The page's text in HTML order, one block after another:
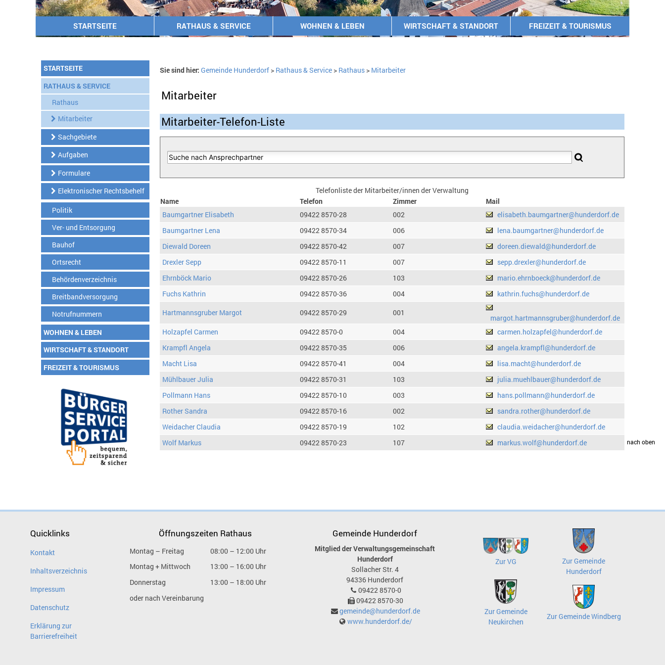
STARTSEITE RATHAUS & SERVICE WOHNEN & LEBEN WIRTSCHAFT & STANDORT FREIZEIT & TOURISMUS
STARTSEITE
RATHAUS & SERVICE
Rathaus
Mitarbeiter
Sachgebiete
Aufgaben
Formulare
Elektronischer Rechtsbehelf
Politik
Ver- und Entsorgung
Bauhof
Ortsrecht
Behördenverzeichnis
Breitbandversorgung
Notrufnummern
WOHNEN & LEBEN
WIRTSCHAFT & STANDORT
FREIZEIT & TOURISMUS
Sie sind hier: Gemeinde Hunderdorf> Rathaus & Service> Rathaus> Mitarbeiter
Mitarbeiter
Mitarbeiter-Telefon-Liste
Telefonliste der Mitarbeiter/innen der Verwaltung
Name
Telefon Zimmer
Mail
Baumgartner Elisabeth
09422 8570-28 002
elisabeth.baumgartner@hunderdorf.de
Baumgartner Lena
09422 8570-34 006
lena.baumgartner@hunderdorf.de
Diewald Doreen
09422 8570-42 007
doreen.diewald@hunderdorf.de
Drexler Sepp
09422 8570-11 007
sepp.drexler@hunderdorf.de
Ehrnböck Mario
09422 8570-26 103
mario.ehrnboeck@hunderdorf.de
Fuchs Kathrin
09422 8570-36 004
kathrin.fuchs@hunderdorf.de
Hartmannsgruber Margot
09422 8570-29 001
margot.hartmannsgruber@hunderdorf.de
Holzapfel Carmen
09422 8570-0 004
carmen.holzapfel@hunderdorf.de
Krampfl Angela
09422 8570-35 006
angela.krampfl@hunderdorf.de
Macht Lisa
09422 8570-41 004
lisa.macht@hunderdorf.de
Mühlbauer Julia
09422 8570-31 103
julia.muehlbauer@hunderdorf.de
Pollmann Hans
09422 8570-10 003
hans.pollmann@hunderdorf.de
Rother Sandra
09422 8570-16 002
sandra.rother@hunderdorf.de
Weidacher Claudia
09422 8570-19 102
claudia.weidacher@hunderdorf.de
Wolf Markus
09422 8570-23 107 markus.wolf@hunderdorf.dedrucken nach oben
Quicklinks
Kontakt
Inhaltsverzeichnis
Impressum
Datenschutz
Erklärung zur
Barrierefreiheit
Öffnungszeiten Rathaus
Montag – Freitag
08:00 – 12:00 Uhr
Montag + Mittwoch
13:00 – 16:00 Uhr
Donnerstag
13:00 – 18:00 Uhr
oder nach Vereinbarung
Gemeinde Hunderdorf
Mitglied der Verwaltungsgemeinschaft
Hunderdorf
Sollacher Str. 4
94336 Hunderdorf
09422 8570-0
09422 8570-30
gemeinde@hunderdorf.de
www.hunderdorf.de/
Zur VG
Zur Gemeinde
Hunderdorf
Zur Gemeinde
Neukirchen
Zur Gemeinde Windberg